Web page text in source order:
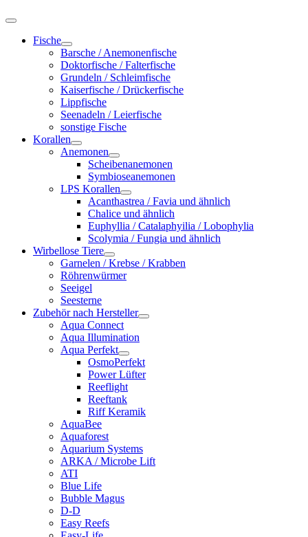
Fische
Barsche / Anemonenfische
Doktorfische / Falterfische
Grundeln / Schleimfische
Kaiserfische / Drückerfische
Lippfische
Seenadeln / Leierfische
sonstige Fische
Korallen
Anemonen
Scheibenanemonen
Symbioseanemonen
LPS Korallen
Acanthastrea / Favia und ähnlich
Chalice und ähnlich
Euphyllia / Catalaphyilia / Lobophylia
Scolymia / Fungia und ähnlich
Wirbellose Tiere
Garnelen / Krebse / Krabben
Röhrenwürmer
Seeigel
Seesterne
Zubehör nach Hersteller
Aqua Connect
Aqua Illumination
Aqua Perfekt
OsmoPerfekt
Power Lüfter
Reeflight
Reeftank
Riff Keramik
AquaBee
Aquaforest
Aquarium Systems
ARKA / Microbe Lift
ATI
Blue Life
Bubble Magus
D-D
Easy Reefs